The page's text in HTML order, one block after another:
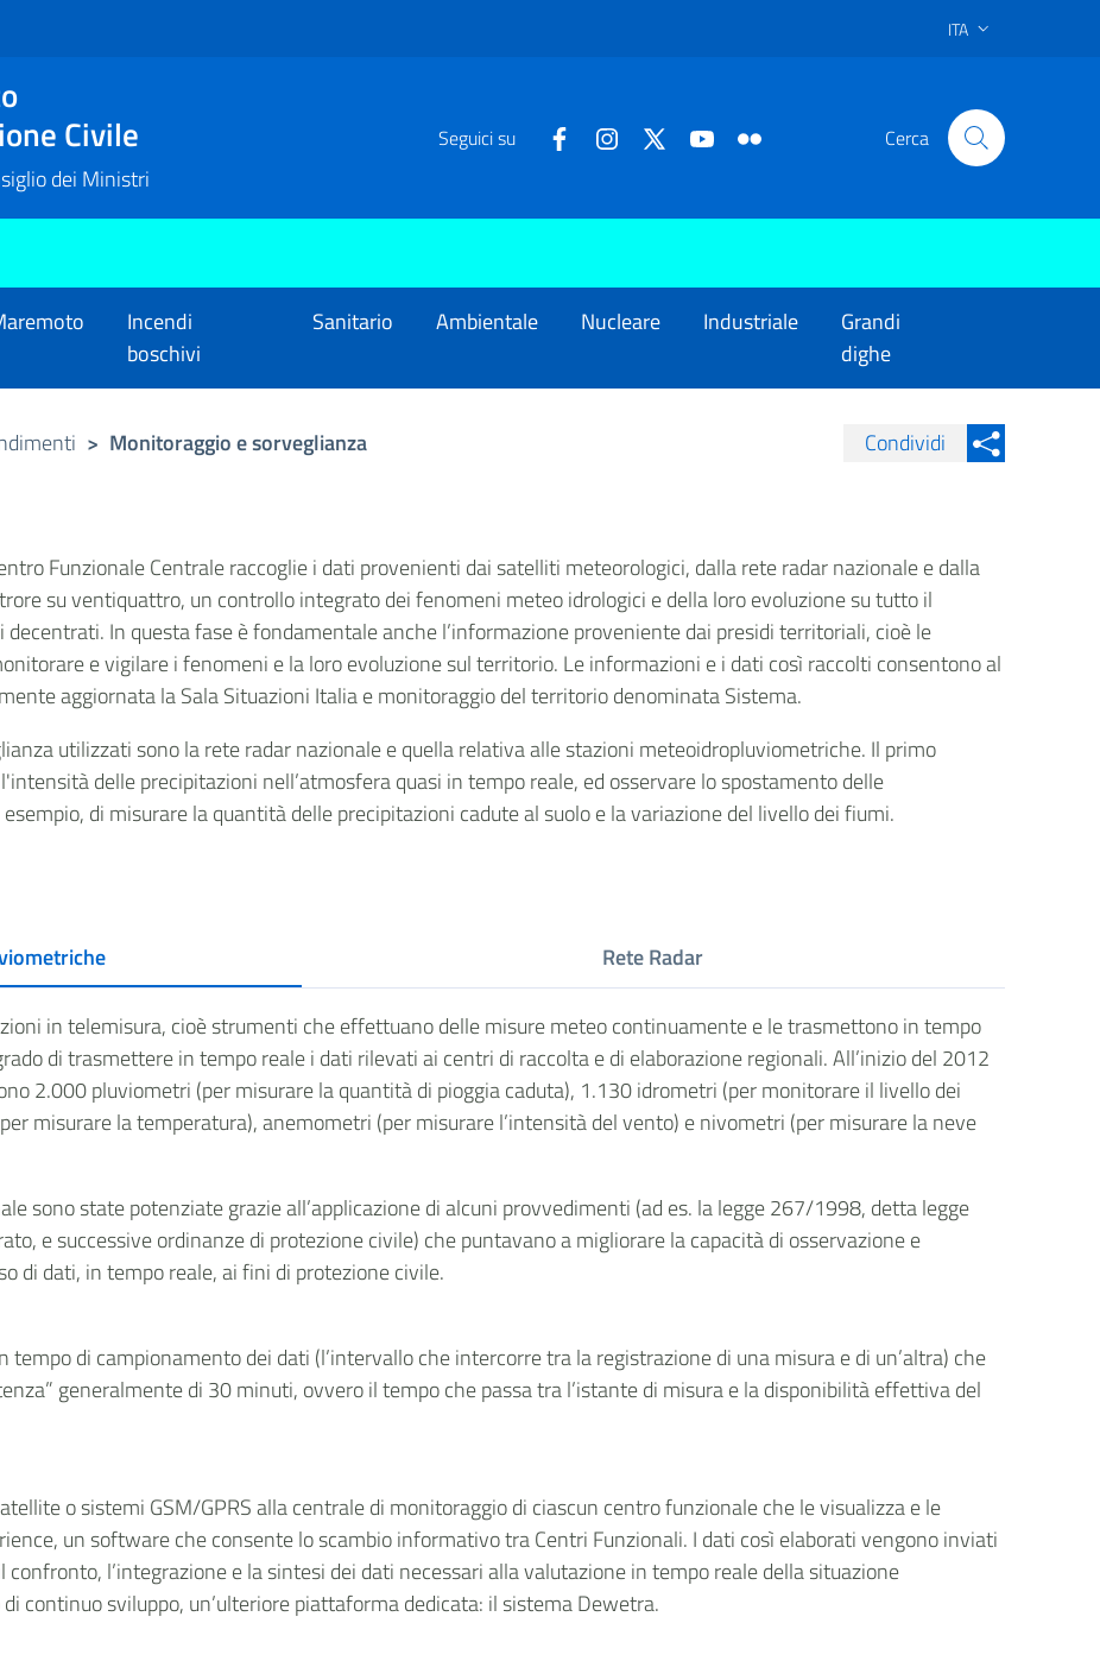
ITA
Civile
dei Ministri
Seguici su Cerca
Incendi
boschivi
Sanitario Ambientale Nucleare Industriale
Grandi
dighe
> Monitoraggio e sorveglianza
Condividi su LinkedIn
Condividi
Funzionale Centrale raccoglie i dati provenienti dai satelliti meteorologici, dalla rete radar nazionale e dalla
su ventiquattro, un controllo integrato dei fenomeni meteo idrologici e della loro evoluzione su tutto il
In questa fase è fondamentale anche l’informazione proveniente dai presidi territoriali, cioè le
e vigilare i fenomeni e la loro evoluzione sul territorio. Le informazioni e i dati così raccolti consentono al
aggiornata la Sala Situazioni Italia e monitoraggio del territorio denominata Sistema.
utilizzati sono la rete radar nazionale e quella relativa alle stazioni meteoidropluviometriche. Il primo
delle precipitazioni nell’atmosfera quasi in tempo reale, ed osservare lo spostamento delle
di misurare la quantità delle precipitazioni cadute al suolo e la variazione del livello dei fiumi.
Rete Radar
in telemisura, cioè strumenti che effettuano delle misure meteo continuamente e le trasmettono in tempo
di trasmettere in tempo reale i dati rilevati ai centri di raccolta e di elaborazione regionali. All’inizio del 2012
2.000 pluviometri (per misurare la quantità di pioggia caduta), 1.130 idrometri (per monitorare il livello dei
misurare la temperatura), anemometri (per misurare l’intensità del vento) e nivometri (per misurare la neve
sono state potenziate grazie all’applicazione di alcuni provvedimenti (ad es. la legge 267/1998, detta legge
e successive ordinanze di protezione civile) che puntavano a migliorare la capacità di osservazione e
di dati, in tempo reale, ai fini di protezione civile.
di campionamento dei dati (l’intervallo che intercorre tra la registrazione di una misura e di un’altra) che
generalmente di 30 minuti, ovvero il tempo che passa tra l’istante di misura e la disponibilità effettiva del
o sistemi GSM/GPRS alla centrale di monitoraggio di ciascun centro funzionale che le visualizza e le
un software che consente lo scambio informativo tra Centri Funzionali. I dati così elaborati vengono inviati
l’integrazione e la sintesi dei dati necessari alla valutazione in tempo reale della situazione
continuo sviluppo, un’ulteriore piattaforma dedicata: il sistema Dewetra.